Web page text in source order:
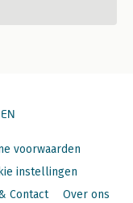
voorwaarden
instellingen
Contact Over ons